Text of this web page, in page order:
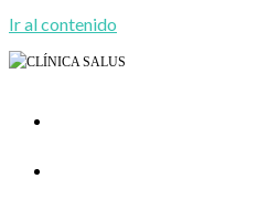
Ir al contenido